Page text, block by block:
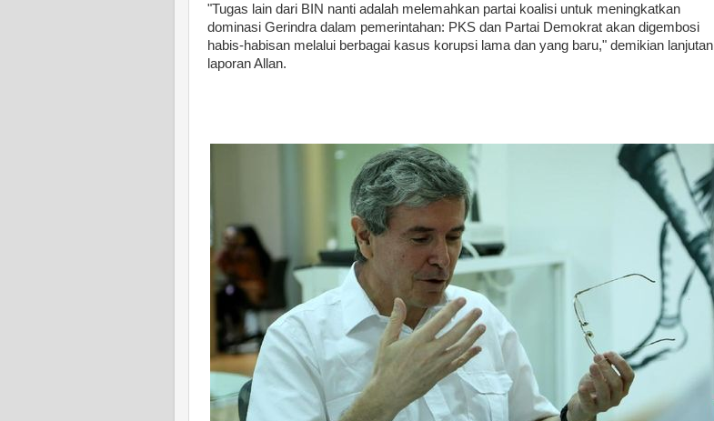
"Tugas lain dari BIN nanti adalah melemahkan partai koalisi untuk meningkatkan
dominasi Gerindra dalam pemerintahan: PKS dan Partai Demokrat akan digembosi
habis-habisan melalui berbagai kasus korupsi lama dan yang baru," demikian lanjutan
laporan Allan.